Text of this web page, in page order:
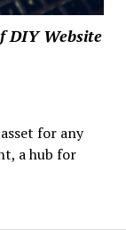
DIY Website
for any
a hub for